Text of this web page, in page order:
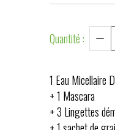
Quantité :
1 Eau Micellaire
+ 1 Mascara
+ 3 Lingettes